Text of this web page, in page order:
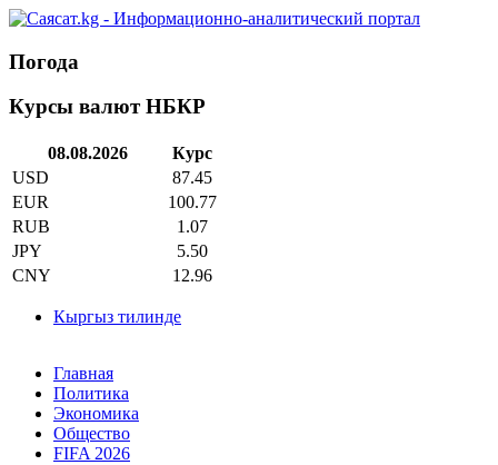
Погода
Курсы валют НБКР
08.08.2026
Курс
USD
87.45
EUR
100.77
RUB
1.07
JPY
5.50
CNY
12.96
Кыргыз тилинде
Главная
Политика
Экономика
Общество
FIFA 2026